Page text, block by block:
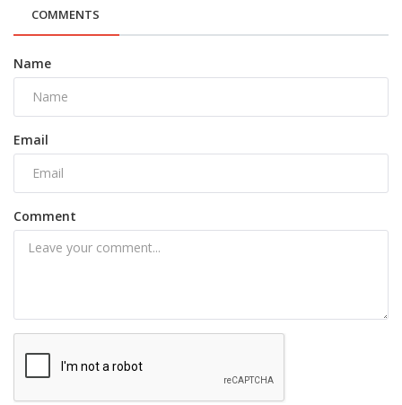
COMMENTS
Name
Email
Comment